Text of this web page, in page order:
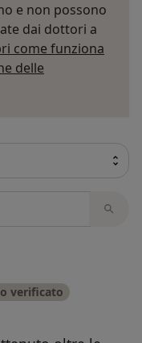
e non possono
dai dottori a
come funziona
delle
verificato